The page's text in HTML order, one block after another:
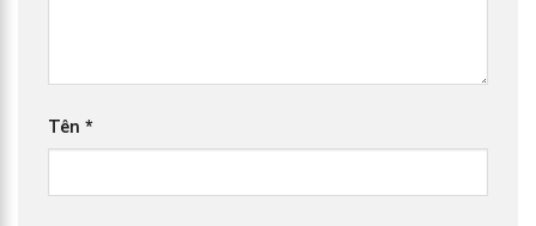
Tên *